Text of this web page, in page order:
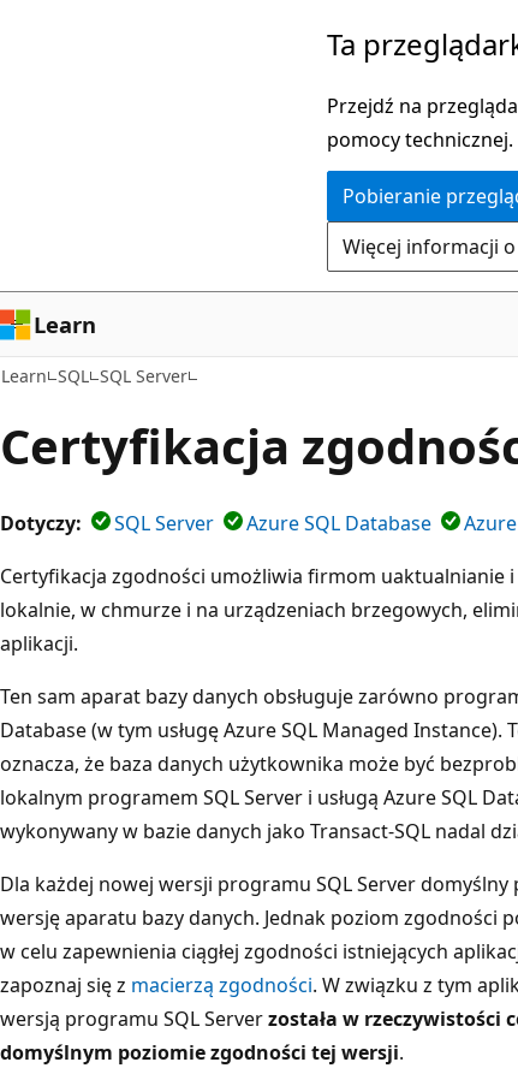
Ta
Przejdź na
pomocy technicznej.
Pobieranie
Więcej informacji
Learn
Learn SQL SQL Server
Certyfikacja
Dotyczy: SQL Server Azure SQL Database
Certyfikacja zgodności umożliwia firmom uaktualnianie
lokalnie, w chmurze i na urządzeniach brzegowych,
aplikacji.
Ten sam aparat bazy danych obsługuje zarówno
Database (w tym usługę Azure SQL Managed
oznacza, że baza danych użytkownika może być
lokalnym programem SQL Server i usługą Azure SQL
wykonywany w bazie danych jako Transact-SQL nadal
Dla każdej nowej wersji programu SQL Server
wersję aparatu bazy danych. Jednak poziom zgodności
w celu zapewnienia ciągłej zgodności istniejących
zapoznaj się z macierzą zgodności. W związku z tym
wersją programu SQL Serverzostała w rzeczywistości
domyślnym poziomie zgodności tej wersji.